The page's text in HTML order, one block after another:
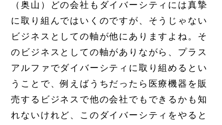
（奥山）どの会社もダイバーシティには真摯
に取り組んではいくのですが、そうじゃない
ビジネスとしての軸が他にありますよね。そ
のビジネスとしての軸がありながら、プラス
アルファでダイバーシティに取り組めるとい
うことで、例えばうちだったら医療機器を販
売するビジネスで他の会社でもできるかも知
れないけれど、このダイバーシティをやると